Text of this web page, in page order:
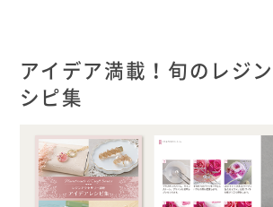
アイデア満載！旬のレジ
シピ集